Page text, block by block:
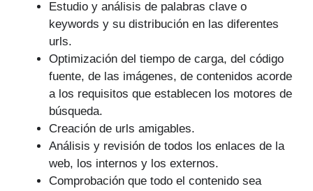
Estudio y análisis de palabras clave o
keywords y su distribución en las diferentes
urls.
Optimización del tiempo de carga, del código
fuente, de las imágenes, de contenidos acorde
a los requisitos que establecen los motores de
búsqueda.
Creación de urls amigables.
Análisis y revisión de todos los enlaces de la
web, los internos y los externos.
Comprobación que todo el contenido sea